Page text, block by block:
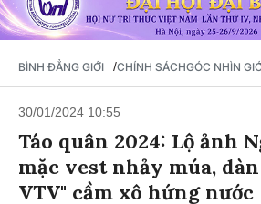
BÌNH ĐẲNG GIỚI /CHÍNH SÁCHGÓC NHÌN
30/01/2024 10:55
Táo quân 2024: Lộ ảnh
mặc vest nhảy múa,
VTV" cầm xô hứng nước